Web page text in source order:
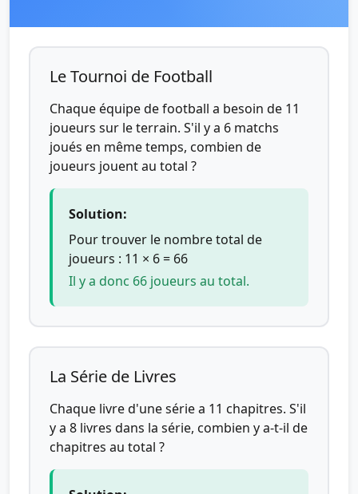
Le Tournoi de Football
Chaque équipe de football a besoin de 11
joueurs sur le terrain. S'il y a 6 matchs
joués en même temps, combien de
joueurs jouent au total ?
Solution:
Pour trouver le nombre total de
joueurs : 11 × 6 = 66
Il y a donc 66 joueurs au total.
La Série de Livres
Chaque livre d'une série a 11 chapitres. S'il
y a 8 livres dans la série, combien y a-t-il de
chapitres au total ?